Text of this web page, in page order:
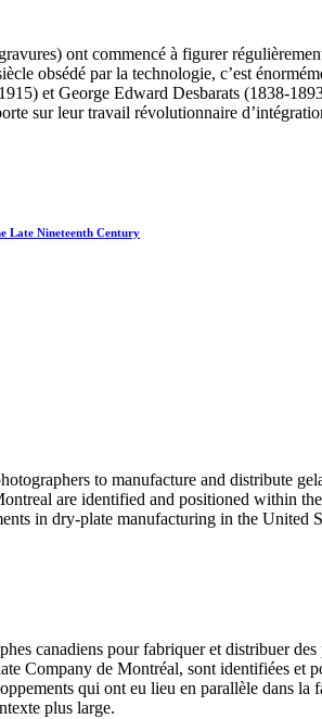
ont commencé à figurer
obsédé par la technologie, c’est
et George Edward Desbarats (1838-
sur leur travail révolutionnaire
Late Nineteenth Century
to manufacture and distribute
are identified and positioned within
in dry-plate manufacturing in the
canadiens pour fabriquer et distribuer
Company de Montréal, sont identifiées et
qui ont eu lieu en parallèle dans
plus large.